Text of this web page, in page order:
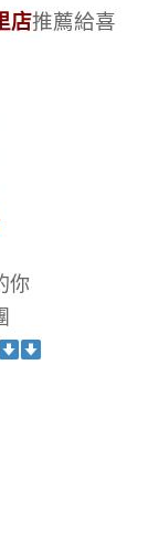
店推薦給喜
你